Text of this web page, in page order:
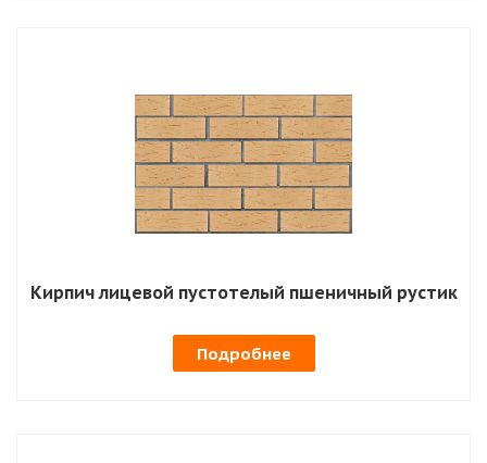
Кирпич лицевой пустотелый пшеничный рустик
Подробнее